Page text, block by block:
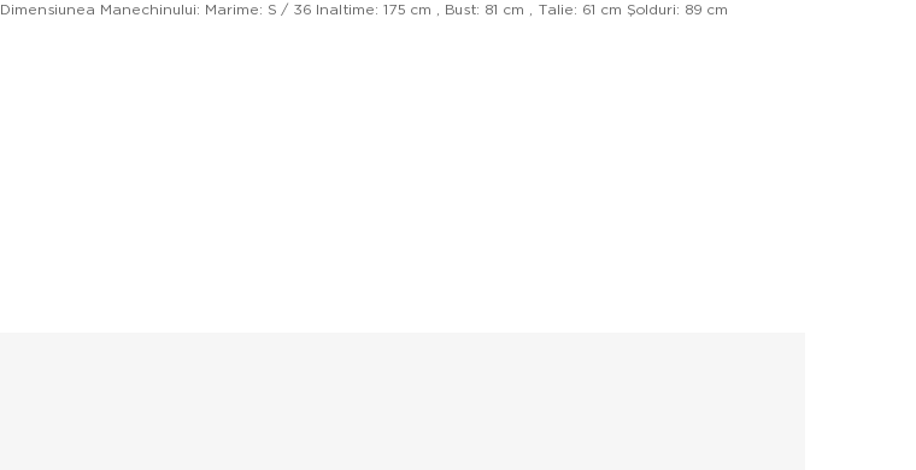
Dimensiunea Manechinului: Marime: S / 36 Inaltime: 175 cm , Bust: 81 cm , Talie: 61 cm Şolduri: 89 cm